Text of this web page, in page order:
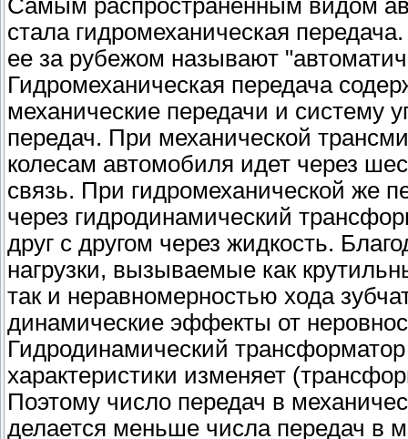
Самым распространенным видом
стала гидромеханическая
ее за рубежом называют
Гидромеханическая передача
механические передачи и систему
передач. При механической
колесам автомобиля идет через
связь. При гидромеханической же
через гидродинамический
друг с другом через жидкость.
нагрузки, вызываемые как
так и неравномерностью хода
динамические эффекты от
Гидродинамический
характеристики изменяет
Поэтому число передач в
делается меньше числа передач в